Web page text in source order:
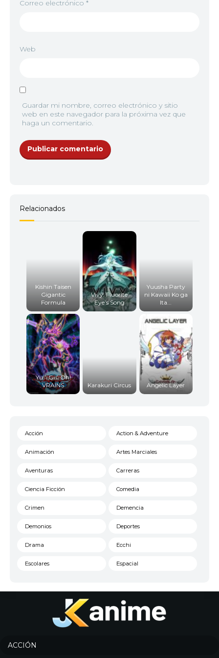
<img src="https://jkanime.ink/wp-content/
<img src="https://jkanime.ink/wp-content/
<img src="https://jkanime.ink/wp-content/
21 <img src="https://jkanime.ink/wp-content/
22 <img src="https://jkanime.ink/wp-content/
24 <img src="https://jkanime.ink/wp-content/
<img src="https://jkanime.ink/wp-content/
Correo electrónico *
Web
Guardar mi nombre, correo electrónico y sitio
web en este navegador para la próxima vez que
haga un comentario.
Relacionados
Kishin Taisen
Gigantic
Formula
Vivy: Fluorite
Eye’s Song
Yuusha Party
ni Kawaii Ko ga
Ita...
Yu☆Gi☆Oh!
VRAINS
Karakuri Circus Angelic Layer
Acción Action & Adventure
Animación Artes Marciales
Aventuras Carreras
Ciencia Ficción Comedia
Crimen Demencia
Demonios Deportes
Drama Ecchi
Escolares Espacial
Historico
Josei
ACCIÓN